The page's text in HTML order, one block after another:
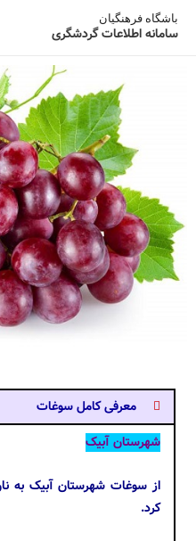
باشگاه فرهنگیان
سامانه اطلاعات گردشگری
معرفی کامل سوغات
شهرستان آبیک
از سوغات شهرستان آبیک به
کرد.